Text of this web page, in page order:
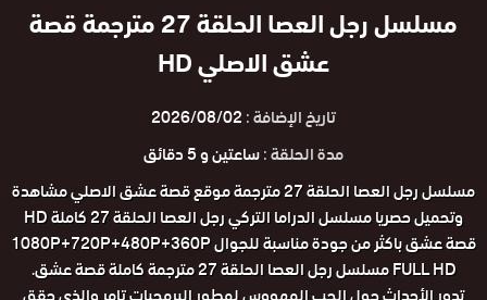
مسلسل رجل العصا الحلقة 27 مترجمة قصة
عشق الاصلي HD
تاريخ الإضافة :2026/08/02
مدة الحلقة :ساعتين و 5 دقائق
مسلسل رجل العصا الحلقة 27 مترجمة موقع قصة عشق الاصلي مشاهدة
وتحميل حصريا مسلسل الدراما التركي رجل العصا الحلقة 27 كاملة HD
قصة عشق باكثر من جودة مناسبة للجوال 1080P+720P+480P+360P
FULL HD مسلسل رجل العصا الحلقة 27 مترجمة كاملة قصة عشق.